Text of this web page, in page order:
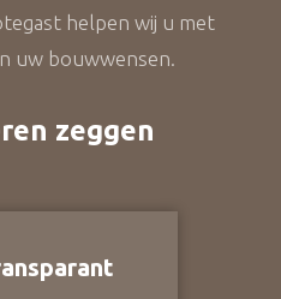
helpen wij u met
uw bouwwensen.
zeggen